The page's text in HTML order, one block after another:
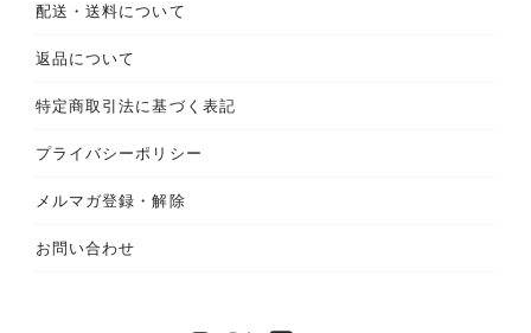
配送・送料について
返品について
特定商取引法に基づく表記
プライバシーポリシー
メルマガ登録・解除
お問い合わせ